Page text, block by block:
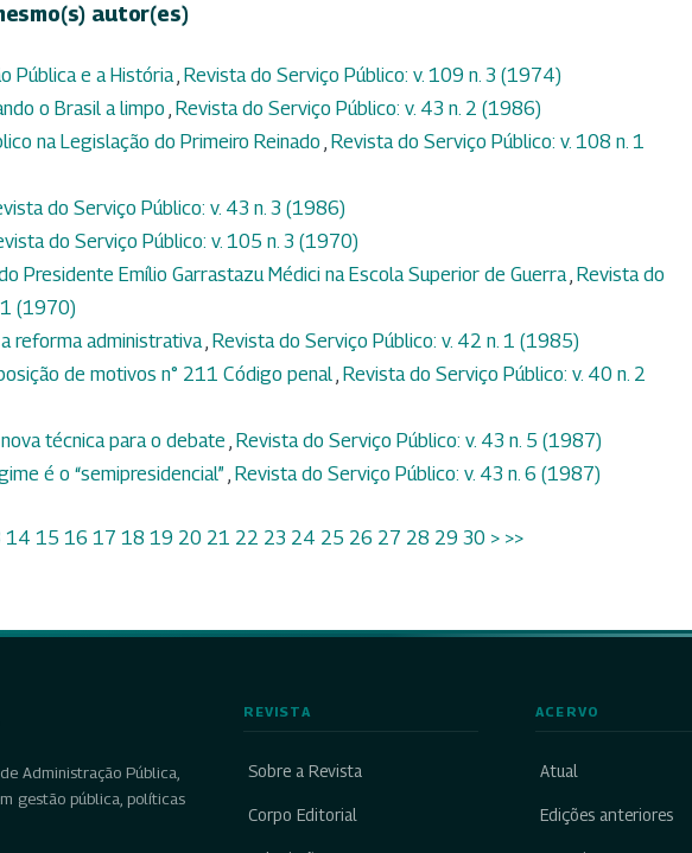
autor(es)
Pública e a História, Revista do Serviço Público: v. 109 n. 3 (1974)
o Brasil a limpo , Revista do Serviço Público: v. 43 n. 2 (1986)
na Legislação do Primeiro Reinado , Revista do Serviço Público: v. 108 n. 1
do Serviço Público: v. 43 n. 3 (1986)
do Serviço Público: v. 105 n. 3 (1970)
Presidente Emílio Garrastazu Médici na Escola Superior de Guerra, Revista do
1 (1970)
reforma administrativa, Revista do Serviço Público: v. 42 n. 1 (1985)
de motivos n° 211 Código penal, Revista do Serviço Público: v. 40 n. 2
nova técnica para o debate , Revista do Serviço Público: v. 43 n. 5 (1987)
é o “semipresidencial” , Revista do Serviço Público: v. 43 n. 6 (1987)
14 15 16 17 18 19 20 21 22 23 24 25 26 27 28 29 30 > >>
Administração Pública,
gestão pública, políticas
REVISTA
Sobre a Revista
Corpo Editorial
ACERVO
Atual
Edições anteriores